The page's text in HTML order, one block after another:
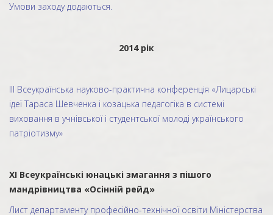
Умови заходу додаються.
2014 рік
ІІІ Всеукраїнська науково-практична конференція «Лицарські
ідеї Тараса Шевченка і козацька педагогіка в системі
виховання в учнівської і студентської молоді українського
патріотизму»
ХІ Всеукраїнські юнацькі змагання з пішого
мандрівництва «Осінній рейд»
Лист департаменту професійно-технічної освіти Міністерства